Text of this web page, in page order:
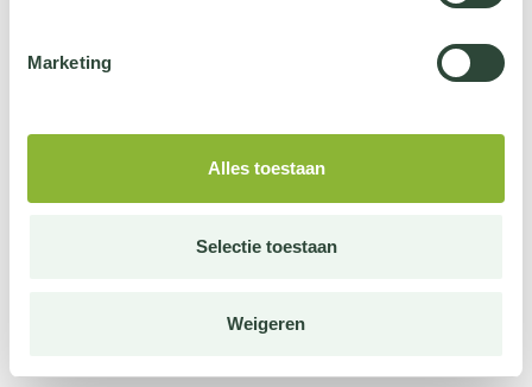
Marketing
Alles toestaan
Selectie toestaan
Weigeren